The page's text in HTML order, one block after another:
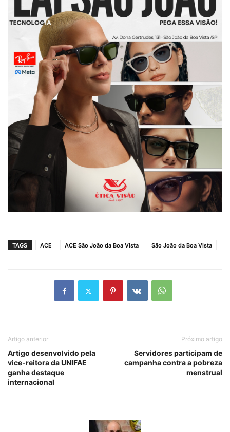
TAGS ACE ACE São João da Boa Vista São João da Boa Vista
Artigo anterior
Artigo desenvolvido pela
vice-reitora da UNIFAE
ganha destaque
internacional
Próximo artigo
Servidores participam de
campanha contra a pobreza
menstrual